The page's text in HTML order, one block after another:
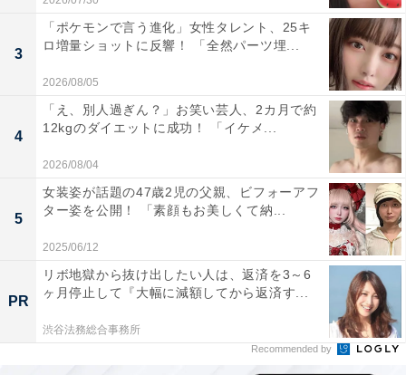
3
「ポケモンで言う進化」女性タレント、25キ
ロ増量ショットに反響！ 「全然パーツ埋...
2026/08/05
4
「え、別人過ぎん？」お笑い芸人、2カ月で約
12kgのダイエットに成功！ 「イケメ...
2026/08/04
5
女装姿が話題の47歳2児の父親、ビフォーアフ
ター姿を公開！ 「素顔もお美しくて納...
2025/06/12
PR
リボ地獄から抜け出したい人は、返済を3～6
ヶ月停止して『大幅に減額してから返済す...
渋谷法務総合事務所
Recommended by